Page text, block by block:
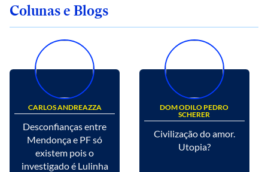
Colunas e Blogs
CARLOS ANDREAZZA
Desconfianças entre
Mendonça e PF só
existem pois o
investigado é Lulinha
DOM ODILO PEDRO
SCHERER
Civilização do amor.
Utopia?